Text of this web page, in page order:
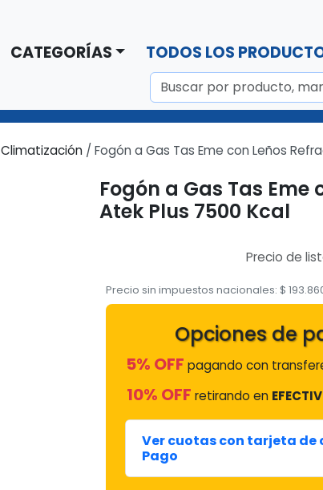
CATEGORÍAS TODOS LOS
Climatización/ Fogón a Gas Tas Eme con Leños
Fogón a Gas Tas
Atek Plus 7500 Kcal
Precio de
Precio sin impuestos nacionales:$
Opciones de
5% OFF pagando con
10% OFF retirando en
Ver cuotas con tarjeta de
Pago